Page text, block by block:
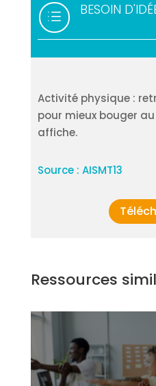
d BESOIN
Activité physique :
pour mieux bouger
affiche.
Source : AISMT13
Ressources